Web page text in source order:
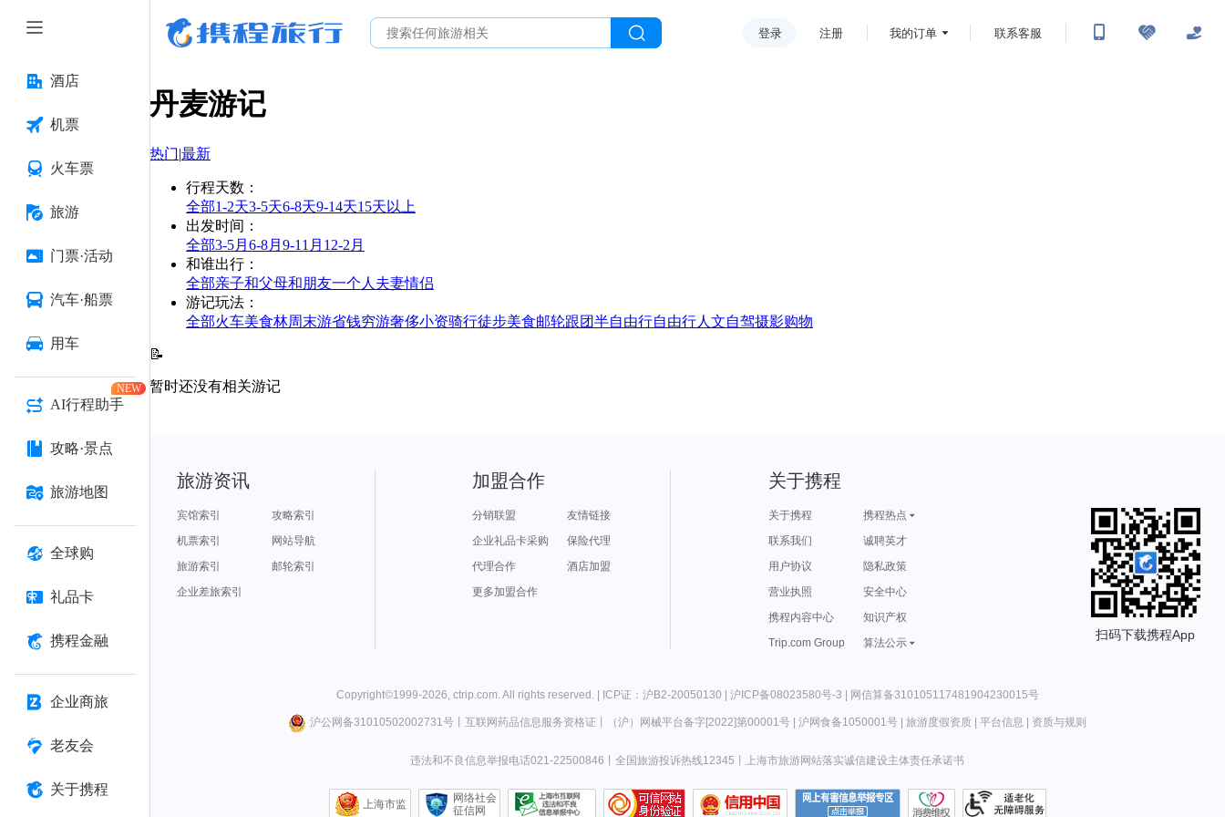
酒店
机票
火车票
旅游
门票·活动
汽车·船票
用车
AI行程助手
NEW
攻略·景点
旅游地图
全球购
礼品卡
携程金融
企业商旅
老友会
关于携程
登录 注册 我的订单 联系客服
丹麦游记
热门|最新
行程天数 ：
全部1-2天3-5天6-8天9-14天15天以上
出发时间 ：
全部3-5月 6-8月 9-11月 12-2月
和谁出行 ：
全部亲子和父母和朋友一个人 夫妻情侣
游记玩法 ：
全部火车美食林周末游省钱穷游奢侈小资骑行徒步美食邮轮跟团半自由行自由行人文自驾摄影购物
📝
暂时还没有相关游记
旅游资讯
宾馆索引
攻略索引
机票索引
网站导航
旅游索引
邮轮索引
企业差旅索引
加盟合作
分销联盟
友情链接
企业礼品卡采购
保险代理
代理合作
酒店加盟
更多加盟合作
关于携程
关于携程
携程热点
联系我们
诚聘英才
用户协议
隐私政策
营业执照
安全中心
携程内容中心
知识产权
Trip.com Group
算法公示
扫码下载携程App
Copyright©1999-2026, ctrip.com. All rights reserved. | ICP证：沪B2-20050130 | 沪ICP备08023580号-3 | 网信算备310105117481904230015号
沪公网备31010502002731号丨 互联网药品信息服务资格证 （沪）网械平台备字[2022]第00001号| 沪网食备1050001号| 旅游度假资质| 平台信息 资质与规则
违法和不良信息举报电话021-22500846 全国旅游投诉热线12345 上海市旅游网站落实诚信建设主体责任承诺书
上海市监
网络社会
征信网